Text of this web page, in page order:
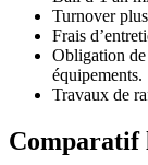
Turnover
Frais
Obligation
équipements.
Travaux de
Comparatif